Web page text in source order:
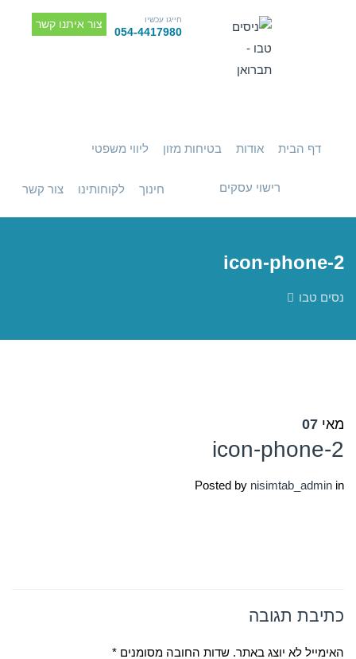
חייגו עכשיו
054-4417980
צור איתנו קשר
דף הבית אודות בטיחות מזון ליווי משפטי
רישוי עסקים חינוך לקוחותינו צור קשר
icon-phone-2
נסים טבו
מאי 07
icon-phone-2
Posted by nisimtab_admin in
כתיבת תגובה
האימייל לא יוצג באתר. שדות החובה מסומנים *